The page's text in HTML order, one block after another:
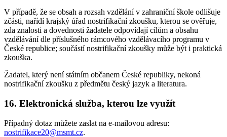
V případě, že se obsah a rozsah vzdělání v zahraniční škole odlišuje
zčásti, nařídí krajský úřad nostrifikační zkoušku, kterou se ověřuje,
zda znalosti a dovednosti žadatele odpovídají cílům a obsahu
vzdělávání dle příslušného rámcového vzdělávacího programu v
České republice; součástí nostrifikační zkoušky může být i praktická
zkouška.
Žadatel, který není státním občanem České republiky, nekoná
nostrifikační zkoušku z předmětu český jazyk a literatura.
16. Elektronická služba, kterou lze využít
Případný dotaz můžete zaslat na e-mailovou adresu:
nostrifikace20@msmt.cz.